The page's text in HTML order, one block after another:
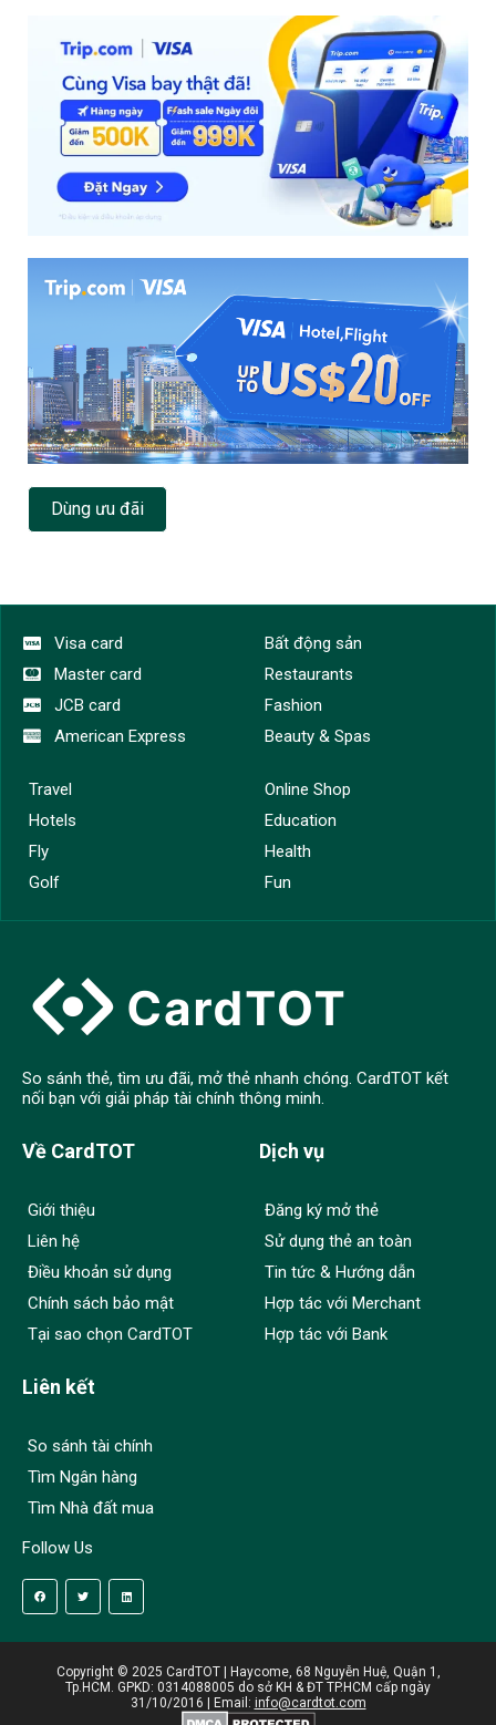
Dùng ưu đãi
Visa card
Master card
JCB card
American Express
Bất động sản
Restaurants
Fashion
Beauty & Spas
Travel
Hotels
Fly
Golf
Online Shop
Education
Health
Fun
So sánh thẻ, tìm ưu đãi, mở thẻ nhanh chóng. CardTOT kết
nối bạn với giải pháp tài chính thông minh.
Về CardTOT
Giới thiệu
Liên hệ
Điều khoản sử dụng
Chính sách bảo mật
Tại sao chọn CardTOT
Dịch vụ
Đăng ký mở thẻ
Sử dụng thẻ an toàn
Tin tức & Hướng dẫn
Hợp tác với Merchant
Hợp tác với Bank
Liên kết
So sánh tài chính
Tìm Ngân hàng
Tìm Nhà đất mua
Follow Us
Copyright © 2025 CardTOT | Haycome, 68 Nguyễn Huệ, Quận 1,
Tp.HCM. GPKD: 0314088005 do sở KH & ĐT TP.HCM cấp ngày
31/10/2016 | Email: info@cardtot.com